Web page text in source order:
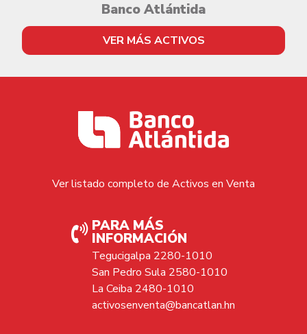
Banco Atlántida
VER MÁS ACTIVOS
Ver listado completo de Activos en Venta
PARA MÁS
INFORMACIÓN
Tegucigalpa 2280-1010
San Pedro Sula 2580-1010
La Ceiba 2480-1010
activosenventa@bancatlan.hn